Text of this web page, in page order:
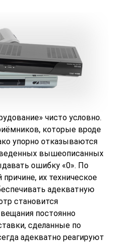
чисто условно.
которые вроде
упорно отказываются
вышеописанных
ошибку «0». По
причине, их техническое
адекватную
становится
постоянно
сделанные по
адекватно реагируют